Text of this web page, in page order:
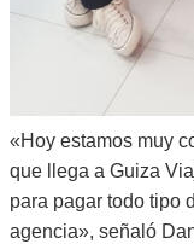
«Hoy estamos muy
que llega a Guiza
para pagar todo tipo
agencia», señaló